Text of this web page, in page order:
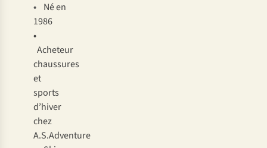
• Né en
1986
•
Acheteur
chaussures
et
sports
d’hiver
chez
A.S.Adventure